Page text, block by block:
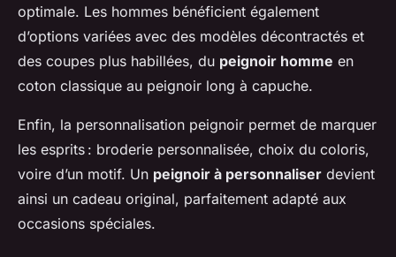
optimale. Les hommes bénéficient également
d’options variées avec des modèles décontractés et
des coupes plus habillées, du peignoir homme en
coton classique au peignoir long à capuche.
Enfin, la personnalisation peignoir permet de marquer
les esprits : broderie personnalisée, choix du coloris,
voire d’un motif. Un peignoir à personnaliser devient
ainsi un cadeau original, parfaitement adapté aux
occasions spéciales.